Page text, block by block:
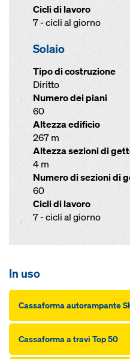
Cicli di lavoro
7 - cicli al giorno
Solaio
Tipo di costruzione
Diritto
Numero dei piani
60
Altezza edificio
267 m
Altezza sezioni di
4 m
Numero di sezioni di
60
Cicli di lavoro
7 - cicli al giorno
In uso
Cassaforma autorampante
Cassaforma a travi Top 50